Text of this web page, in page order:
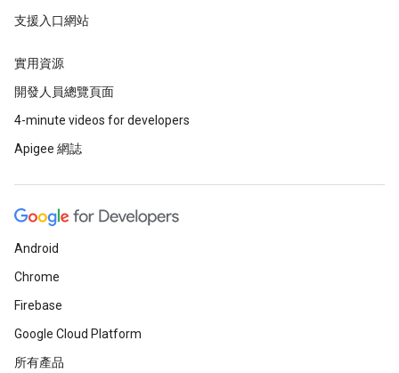
支援入口網站
實用資源
開發人員總覽頁面
4-minute videos for developers
Apigee 網誌
Android
Chrome
Firebase
Google Cloud Platform
所有產品